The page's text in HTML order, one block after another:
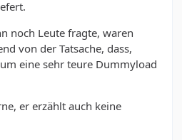
noch Leute fragte, waren
von der Tatsache, dass,
eine sehr teure Dummyload
er erzählt auch keine